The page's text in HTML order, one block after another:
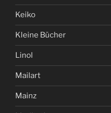
Keiko
Kleine Bücher
Linol
Mailart
Mainz